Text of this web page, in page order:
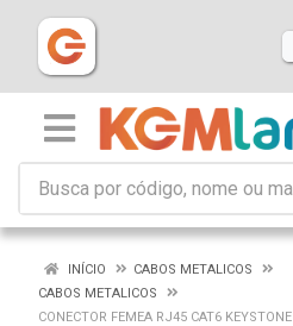
INÍCIO
CABOS METALICOS
CABOS METALICOS
CONECTOR FEMEA RJ45 CAT6 KEYSTONE